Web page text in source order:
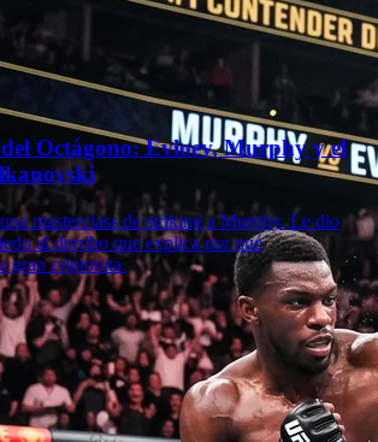
Octágono: Evloev, Murphy y el
masterclass de striking a Murphy. Le dio
al derribo que explica por qué
gran criptonita.